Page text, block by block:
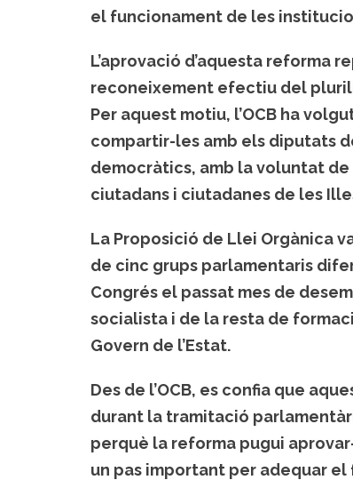
el funcionament de les
L’aprovació d’aquesta reforma
reconeixement efectiu del
Per aquest motiu, l’OCB ha
compartir-les amb els diputats
democràtics, amb la voluntat
ciutadans i ciutadanes de les
La Proposició de Llei Orgànica
de cinc grups parlamentaris
Congrés el passat mes de
socialista i de la resta de
Govern de l’Estat.
Des de l’OCB, es confia que
durant la tramitació
perquè la reforma pugui
un pas important per adequar